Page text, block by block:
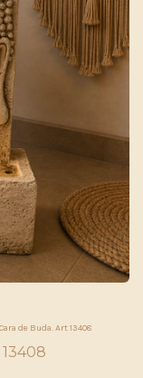
de Buda. Art 13408